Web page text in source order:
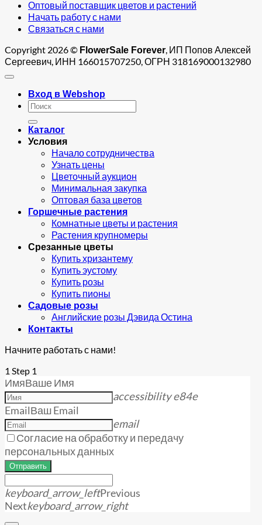
Оптовый поставщик цветов и растений
Начать работу с нами
Связаться с нами
Copyright 2026 © FlowerSale Forever , ИП Попов Алексей
Сергеевич, ИНН 166015707250, ОГРН 318169000132980
Вход в Webshop
Искать:
Каталог
Условия
Начало сотрудничества
Узнать цены
Цветочный аукцион
Минимальная закупка
Оптовая база цветов
Горшечные растения
Комнатные цветы и растения
Растения крупномеры
Срезанные цветы
Купить хризантему
Купить эустому
Купить розы
Купить пионы
Садовые розы
Английские розы Дэвида Остина
Контакты
Начните работать с нами!
1 Step 1
ИмяВаше Имя
accessibility e84e
EmailВаш Email
email
Согласие на обработку и передачу
персональных данных
Отправить
keyboard_arrow_leftPrevious
Nextkeyboard_arrow_right